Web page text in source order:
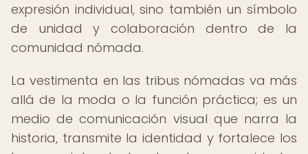
expresión individual, sino también un símbolo
de unidad y colaboración dentro de la
comunidad nómada.
La vestimenta en las tribus nómadas va más
allá de la moda o la función práctica; es un
medio de comunicación visual que narra la
historia, transmite la identidad y fortalece los